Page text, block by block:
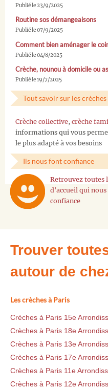
Publié le 23/9/2025
Routine sos démangeaisons
Publié le 07/9/2025
Comment bien aménager le
Publié le 04/8/2025
Crèche, nounou à domicile ou
Publié le 19/7/2025
Tout savoir sur les crèches
Crèche collective, crèche
informations qui vous
le plus adapté à vos besoins
Ils nous font confiance
Retrouvez toutes
d'accueil qui
confiance
Trouver
autour de
Les crèches à Paris
Crèches à Paris 15e
Crèches à Paris 18e
Crèches à Paris 13e
Crèches à Paris 17e
Crèches à Paris 11e
Crèches à Paris 12e